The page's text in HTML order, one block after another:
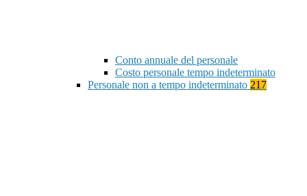
Conto annuale del personale
Costo personale tempo indeterminato
Personale non a tempo indeterminato 217